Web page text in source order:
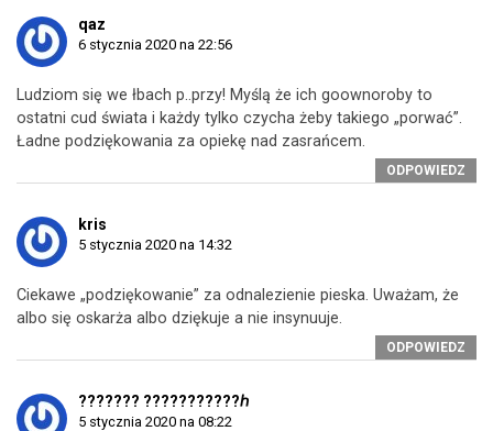
qaz
6 stycznia 2020 na 22:56
Ludziom się we łbach p..przy! Myślą że ich goownoroby to
ostatni cud świata i każdy tylko czycha żeby takiego „porwać”.
Ładne podziękowania za opiekę nad zasrańcem.
ODPOWIEDZ
kris
5 stycznia 2020 na 14:32
Ciekawe „podziękowanie” za odnalezienie pieska. Uważam, że
albo się oskarża albo dziękuje a nie insynuuje.
ODPOWIEDZ
??????? ???????????ℎ
5 stycznia 2020 na 08:22